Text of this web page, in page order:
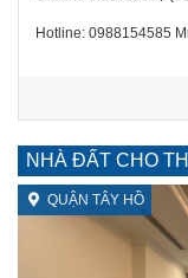
Hotline: 0988154585
NHÀ ĐẤT CHO
QUẬN TÂY HỒ